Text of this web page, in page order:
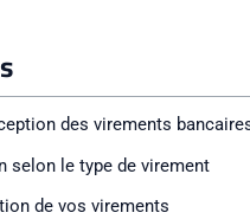
des virements
selon le type de virement
de vos virements